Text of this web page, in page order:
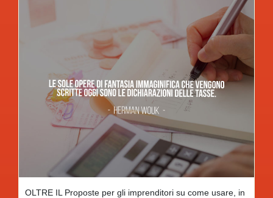
OLTRE IL Proposte per gli imprenditori su come usare, in